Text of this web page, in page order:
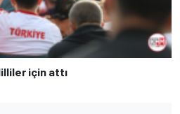
için attı